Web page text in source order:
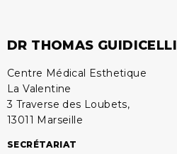
DR THOMAS GUIDICELLI
Centre Médical Esthetique
La Valentine
3 Traverse des Loubets,
13011 Marseille
SECRÉTARIAT